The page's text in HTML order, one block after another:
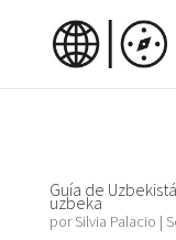
Guía de
uzbeka
porSilvia Palacio |